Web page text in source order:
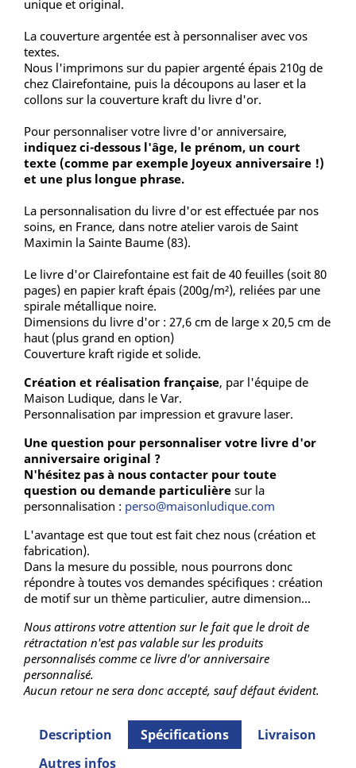
unique et original.
La couverture argentée est à personnaliser avec vos
textes.
Nous l'imprimons sur du papier argenté épais 210g de
chez Clairefontaine, puis la découpons au laser et la
collons sur la couverture kraft du livre d'or.
Pour personnaliser votre livre d'or anniversaire,
indiquez ci-dessous l'âge, le prénom, un court
texte (comme par exemple Joyeux anniversaire !)
et une plus longue phrase.
La personnalisation du livre d'or est effectuée par nos
soins, en France, dans notre atelier varois de Saint
Maximin la Sainte Baume (83).
Le livre d'or Clairefontaine est fait de 40 feuilles (soit 80
pages) en papier kraft épais (200g/m²), reliées par une
spirale métallique noire.
Dimensions du livre d'or : 27,6 cm de large x 20,5 cm de
haut (plus grand en option)
Couverture kraft rigide et solide.
Création et réalisation française, par l'équipe de
Maison Ludique, dans le Var.
Personnalisation par impression et gravure laser.
Une question pour personnaliser votre livre d'or
anniversaire original ?
N'hésitez pas à nous contacter pour toute
question ou demande particulière sur la
personnalisation : perso@maisonludique.com
L'avantage est que tout est fait chez nous (création et
fabrication).
Dans la mesure du possible, nous pourrons donc
répondre à toutes vos demandes spécifiques : création
de motif sur un thème particulier, autre dimension...
Nous attirons votre attention sur le fait que le droit de
rétractation n'est pas valable sur les produits
personnalisés comme ce livre d'or anniversaire
personnalisé.
Aucun retour ne sera donc accepté, sauf défaut évident.
Description Spécifications
Livraison
Autres infos